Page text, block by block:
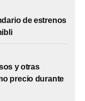
de estrenos
y otras
precio durante